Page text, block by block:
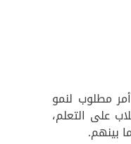
مطلوب لنمو
على التعلم،
بينهم.